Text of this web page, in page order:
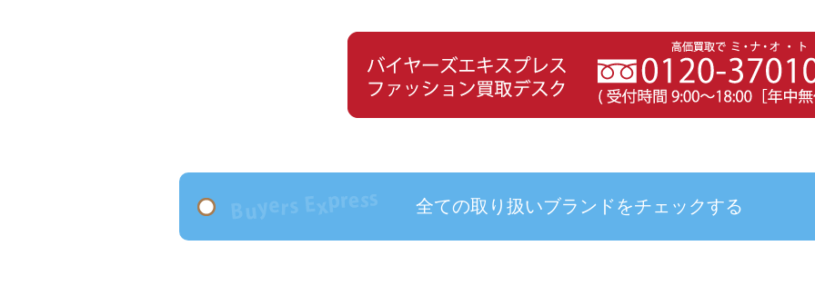
全ての取り扱いブランドをチェックする